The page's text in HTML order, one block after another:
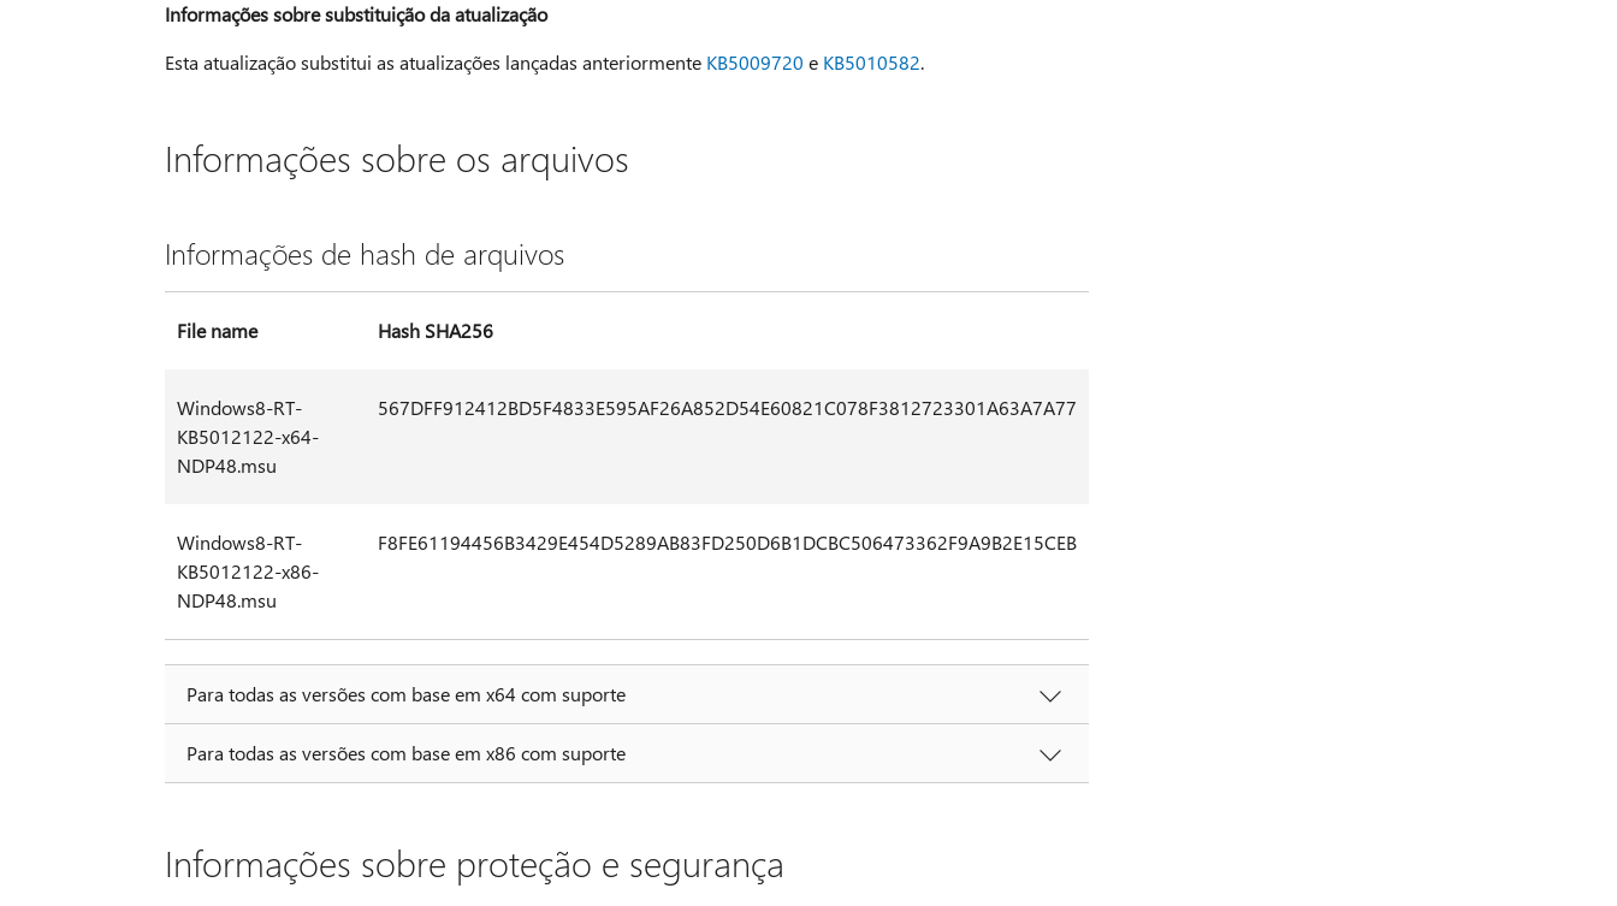
Informações sobre substituição da atualização
Esta atualização substitui as atualizações lançadas anteriormente KB5009720 e KB5010582.
Informações sobre os arquivos
Informações de hash de arquivos
File name Hash SHA256
Windows8-RT-
KB5012122-x64-
NDP48.msu
567DFF912412BD5F4833E595AF26A852D54E60821C078F3812723301A63A7A77
Windows8-RT-
KB5012122-x86-
NDP48.msu
F8FE61194456B3429E454D5289AB83FD250D6B1DCBC506473362F9A9B2E15CEB
Para todas as versões com base em x64 com suporte
Para todas as versões com base em x86 com suporte
Informações sobre proteção e segurança